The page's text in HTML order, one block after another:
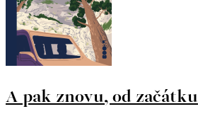
A pak znovu, od začátku